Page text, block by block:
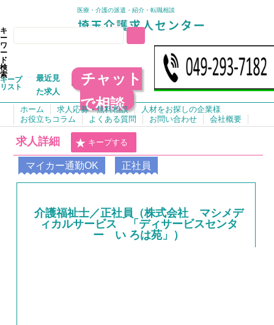
医療・介護の派遣・紹介・転職相談
キ
ー
ワ
ー
ド
検
索
キープ
リスト
最近見
た求人
チャット
で相談
ホーム 求人応募・無料相談
人材をお探しの企業様
お役立ちコラム
よくある質問 お問い合わせ 会社概要
求人詳細 キープする
マイカー通勤OK 正社員
介護福祉士／正社員（株式会社 マシメデ
ィカルサービス 「ディサービスセンタ
ー い ろは苑」）